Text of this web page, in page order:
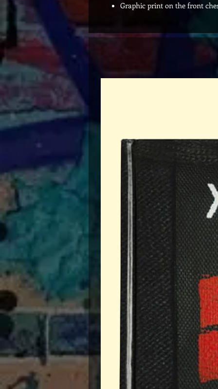
Graphic print on the front